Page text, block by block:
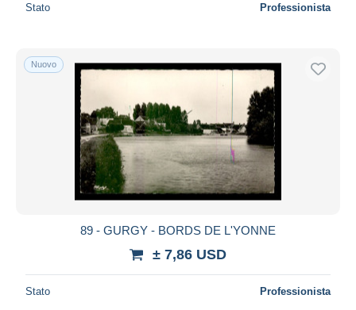
Stato Professionista
Nuovo
89 - GURGY - BORDS DE L'YONNE
± 7,86 USD
Stato Professionista